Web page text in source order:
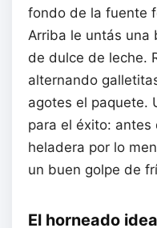
fondo de la fuente
Arriba le untás una
de dulce de leche.
alternando
agotes el paquete.
para el éxito: antes
heladera por lo
un buen golpe de
El horneado